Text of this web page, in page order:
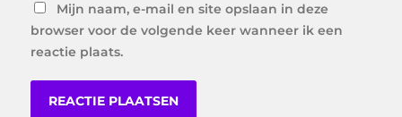
Mijn naam, e-mail en site opslaan in deze
browser voor de volgende keer wanneer ik een
reactie plaats.